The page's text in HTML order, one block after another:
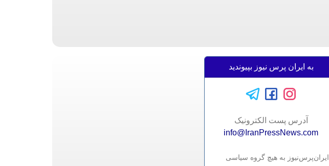
به ایران پرس نیوز بپیوندید
آدرس پست الکترونيک
info@IranPressNews.com
ایران‌پرس‌نیوز به هیچ گروه سیاسی